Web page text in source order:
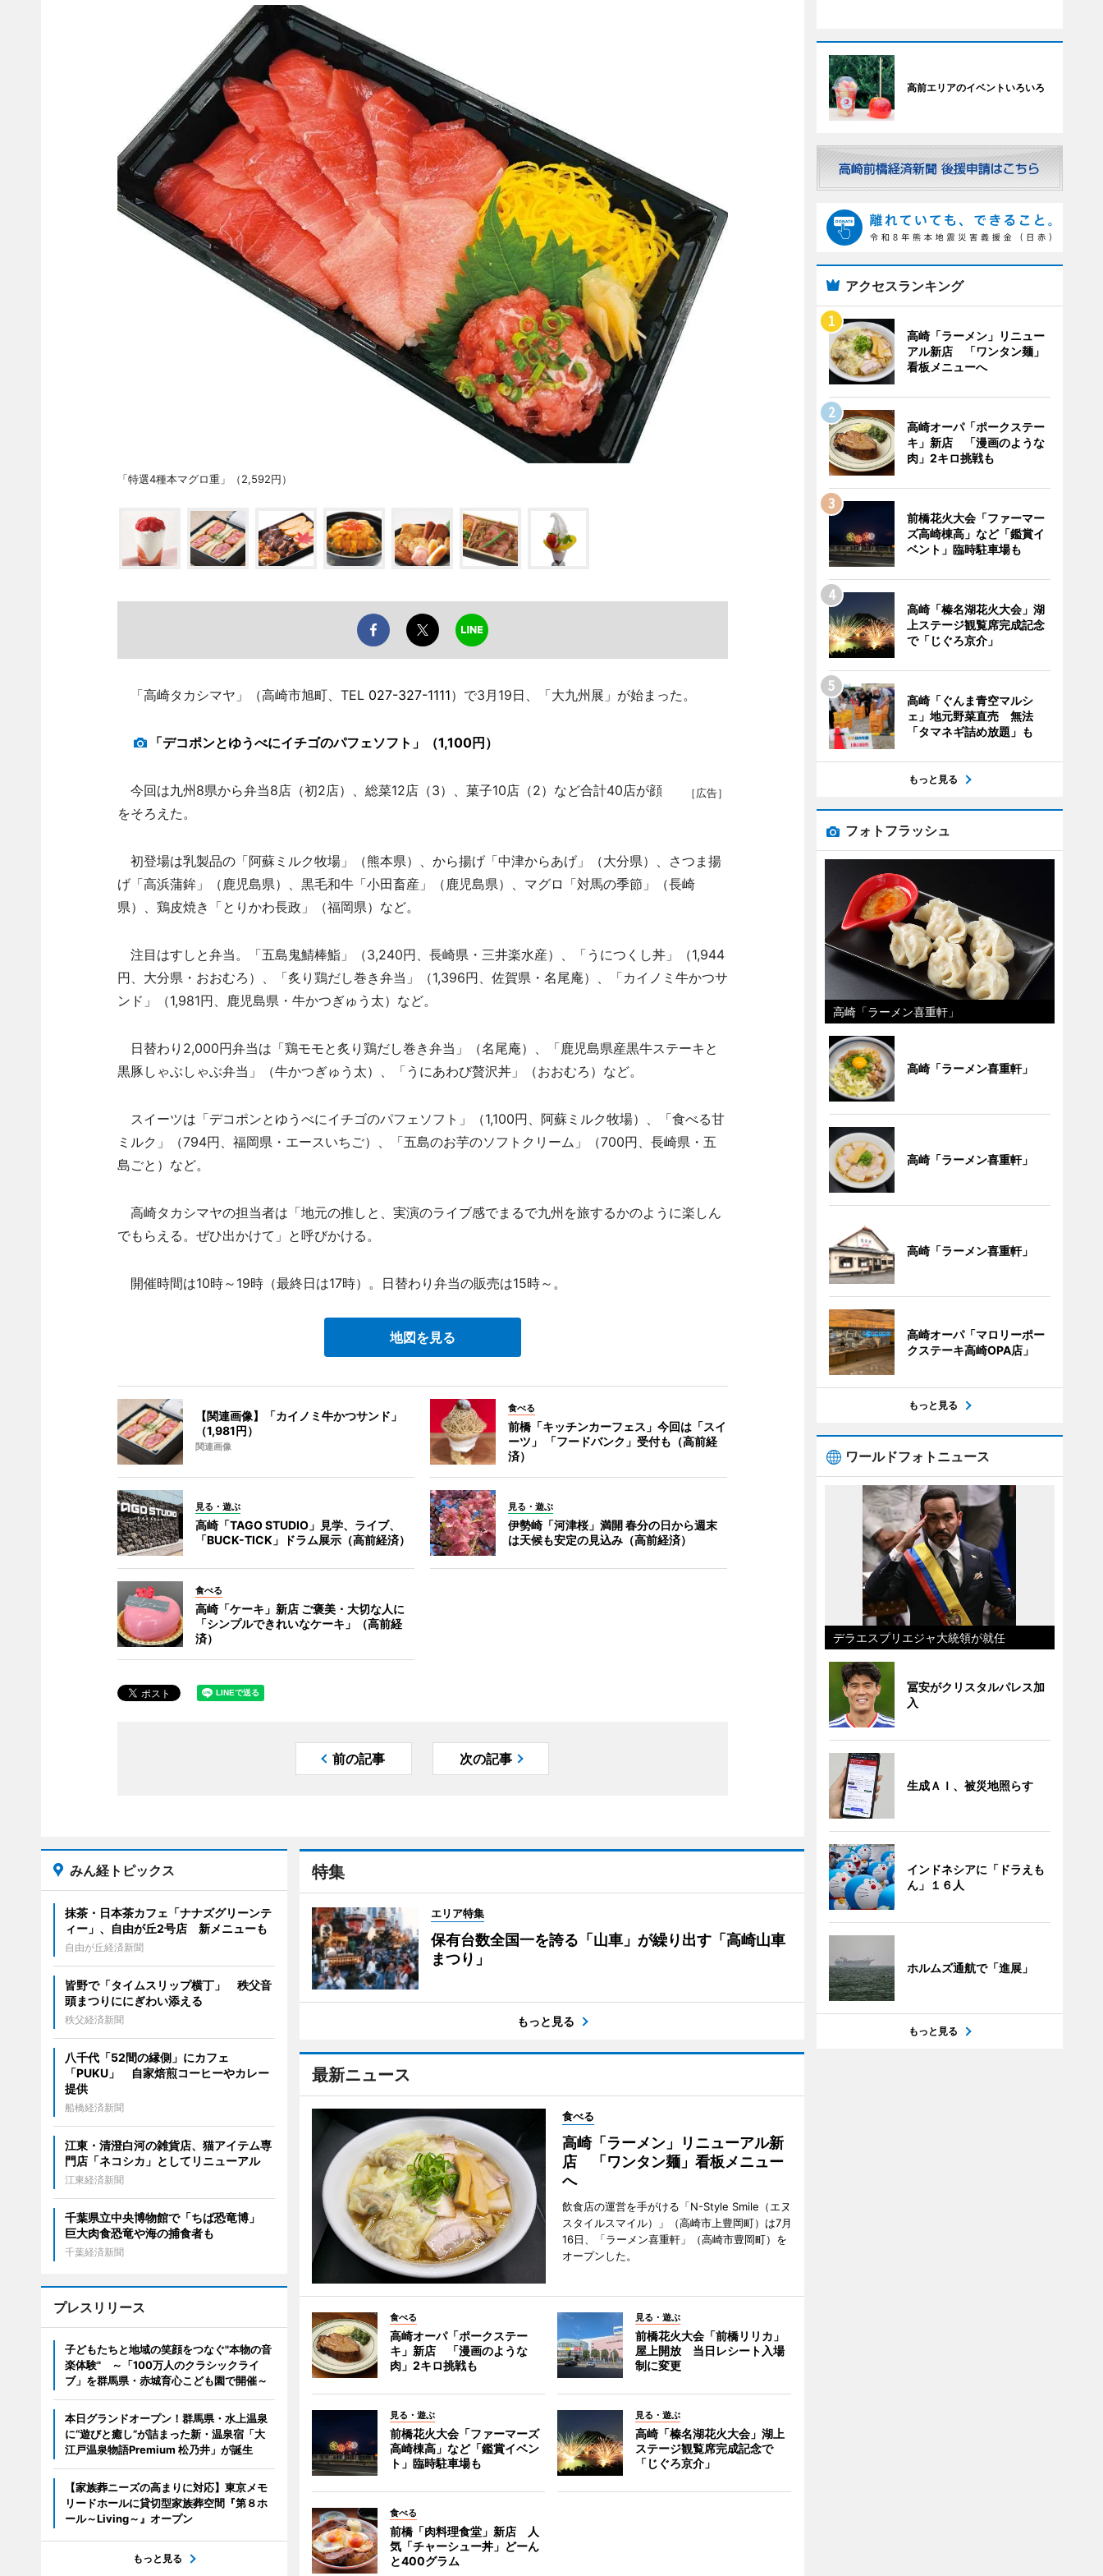
「特選4種本マグロ重」（2,592円）
「高崎タカシマヤ」（高崎市旭町、TEL 027-327-1111）で3月19日、「大九州展」が始まった。
「デコポンとゆうべにイチゴのパフェソフト」（1,100円）
［広告］
今回は九州8県から弁当8店（初2店）、総菜12店（3）、菓子10店（2）など合計40店が顔
をそろえた。
初登場は乳製品の「阿蘇ミルク牧場」（熊本県）、から揚げ「中津からあげ」（大分県）、さつま揚
げ「高浜蒲鉾」（鹿児島県）、黒毛和牛「小田畜産」（鹿児島県）、マグロ「対馬の季節」（長崎
県）、鶏皮焼き「とりかわ長政」（福岡県）など。
注目はすしと弁当。「五島鬼鯖棒鮨」（3,240円、長崎県・三井楽水産）、「うにつくし丼」（1,944
円、大分県・おおむろ）、「炙り鶏だし巻き弁当」（1,396円、佐賀県・名尾庵）、「カイノミ牛かつサ
ンド」（1,981円、鹿児島県・牛かつぎゅう太）など。
日替わり2,000円弁当は「鶏モモと炙り鶏だし巻き弁当」（名尾庵）、「鹿児島県産黒牛ステーキと
黒豚しゃぶしゃぶ弁当」（牛かつぎゅう太）、「うにあわび贅沢丼」（おおむろ）など。
スイーツは「デコポンとゆうべにイチゴのパフェソフト」（1,100円、阿蘇ミルク牧場）、「食べる甘
ミルク」（794円、福岡県・エースいちご）、「五島のお芋のソフトクリーム」（700円、長崎県・五
島ごと）など。
高崎タカシマヤの担当者は「地元の推しと、実演のライブ感でまるで九州を旅するかのように楽しん
でもらえる。ぜひ出かけて」と呼びかける。
開催時間は10時～19時（最終日は17時）。日替わり弁当の販売は15時～。
地図を見る
【関連画像】「カイノミ牛かつサンド」
（1,981円）
関連画像
食べる
前橋「キッチンカーフェス」今回は「スイ
ーツ」 「フードバンク」受付も（高前経
済）
見る・遊ぶ
高崎「TAGO STUDIO」見学、ライブ、
「BUCK-TICK」ドラム展示（高前経済）
見る・遊ぶ
伊勢崎「河津桜」満開 春分の日から週末
は天候も安定の見込み（高前経済）
食べる
高崎「ケーキ」新店 ご褒美・大切な人に
「シンプルできれいなケーキ」（高前経
済）
前の記事 次の記事
特集
エリア特集
保有台数全国一を誇る「山車」が繰り出す「高崎山車
まつり」
もっと見る
最新ニュース
食べる
高崎「ラーメン」リニューアル新
店 「ワンタン麺」看板メニュー
へ
飲食店の運営を手がける「N-Style Smile（エヌ
スタイルスマイル）」（高崎市上豊岡町）は7月
16日、「ラーメン喜重軒」（高崎市豊岡町）を
オープンした。
食べる
高崎オーパ「ポークステー
キ」新店 「漫画のような
肉」2キロ挑戦も
見る・遊ぶ
前橋花火大会「前橋リリカ」
屋上開放 当日レシート入場
制に変更
見る・遊ぶ
前橋花火大会「ファーマーズ
高崎棟高」など「鑑賞イベン
ト」臨時駐車場も
見る・遊ぶ
高崎「榛名湖花火大会」湖上
ステージ観覧席完成記念で
「じぐろ京介」
食べる
前橋「肉料理食堂」新店 人
気「チャーシュー丼」どーん
と400グラム
みん経トピックス
抹茶・日本茶カフェ「ナナズグリーンテ
ィー」、自由が丘2号店 新メニューも
自由が丘経済新聞
皆野で「タイムスリップ横丁」 秩父音
頭まつりににぎわい添える
秩父経済新聞
八千代「52間の縁側」にカフェ
「PUKU」 自家焙煎コーヒーやカレー
提供
船橋経済新聞
江東・清澄白河の雑貨店、猫アイテム専
門店「ネコシカ」としてリニューアル
江東経済新聞
千葉県立中央博物館で「ちば恐竜博」
巨大肉食恐竜や海の捕食者も
千葉経済新聞
プレスリリース
子どもたちと地域の笑顔をつなぐ"本物の音
楽体験" ～「100万人のクラシックライ
ブ」を群馬県・赤城育心こども園で開催～
本日グランドオープン！群馬県・水上温泉
に“遊びと癒し”が詰まった新・温泉宿「大
江戸温泉物語Premium 松乃井」が誕生
【家族葬ニーズの高まりに対応】東京メモ
リードホールに貸切型家族葬空間『第８ホ
ール～Living～』オープン
もっと見る
高前エリアのイベントいろいろ
アクセスランキング
高崎「ラーメン」リニュー
アル新店 「ワンタン麺」
看板メニューへ
高崎オーパ「ポークステー
キ」新店 「漫画のような
肉」2キロ挑戦も
前橋花火大会「ファーマー
ズ高崎棟高」など「鑑賞イ
ベント」臨時駐車場も
高崎「榛名湖花火大会」湖
上ステージ観覧席完成記念
で「じぐろ京介」
高崎「ぐんま青空マルシ
ェ」地元野菜直売 無法
「タマネギ詰め放題」も
もっと見る
フォトフラッシュ
高崎「ラーメン喜重軒」
高崎「ラーメン喜重軒」
高崎「ラーメン喜重軒」
高崎「ラーメン喜重軒」
高崎オーパ「マロリーポー
クステーキ高崎OPA店」
もっと見る
ワールドフォトニュース
デラエスプリエジャ大統領が就任
冨安がクリスタルパレス加
入
生成ＡＩ、被災地照らす
インドネシアに「ドラえも
ん」１６人
ホルムズ通航で「進展」
もっと見る